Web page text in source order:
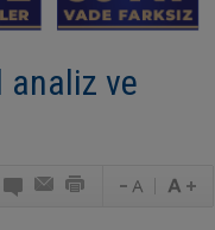
analiz ve